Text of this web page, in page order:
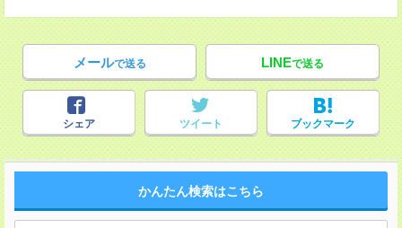
メールで送る LINEで送る
シェア ツイート ブックマーク
かんたん検索はこちら